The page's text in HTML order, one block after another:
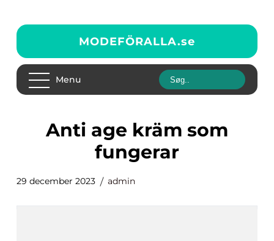
MODEFÖRALLA.se
Menu
anti age kräm som
fungerar
29 december 2023 admin